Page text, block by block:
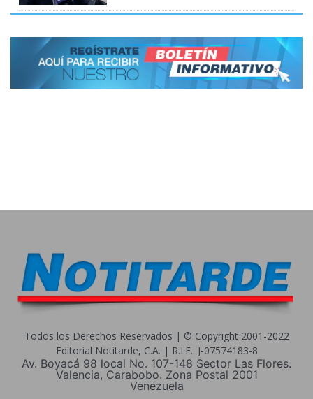
Todos los Derechos Reservados | © Copyright 2001-2022
Editorial Notitarde, C.A. | R.I.F.: J-07574183-8
Av. Boyacá 98 local No. 107-148 Sector Las Flores.
Valencia, Carabobo. Zona Postal 2001
Venezuela